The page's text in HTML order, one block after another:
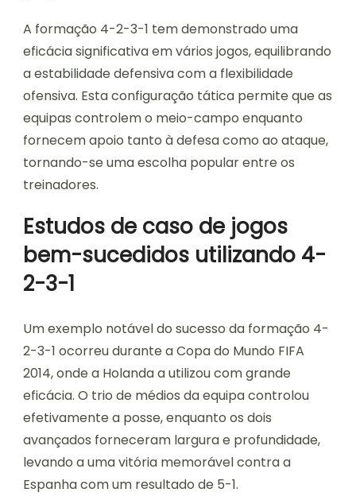
A formação 4-2-3-1 tem demonstrado uma
eficácia significativa em vários jogos, equilibrando
a estabilidade defensiva com a flexibilidade
ofensiva. Esta configuração tática permite que as
equipas controlem o meio-campo enquanto
fornecem apoio tanto à defesa como ao ataque,
tornando-se uma escolha popular entre os
treinadores.
Estudos de caso de jogos
bem-sucedidos utilizando 4-
2-3-1
Um exemplo notável do sucesso da formação 4-
2-3-1 ocorreu durante a Copa do Mundo FIFA
2014, onde a Holanda a utilizou com grande
eficácia. O trio de médios da equipa controlou
efetivamente a posse, enquanto os dois
avançados forneceram largura e profundidade,
levando a uma vitória memorável contra a
Espanha com um resultado de 5-1.